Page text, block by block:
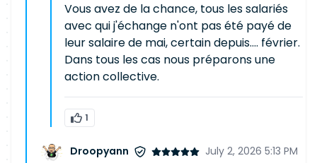
Vous avez de la chance, tous les salariés
avec qui j'échange n'ont pas été payé de
leur salaire de mai, certain depuis.... février.
Dans tous les cas nous préparons une
action collective.
1
Droopyann July 2, 2026 5:13 PM